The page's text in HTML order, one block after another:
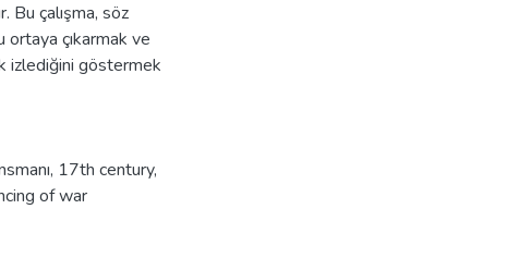
Bu çalışma, söz
ortaya çıkarmak ve
izlediğini göstermek
, 17th century,
of war